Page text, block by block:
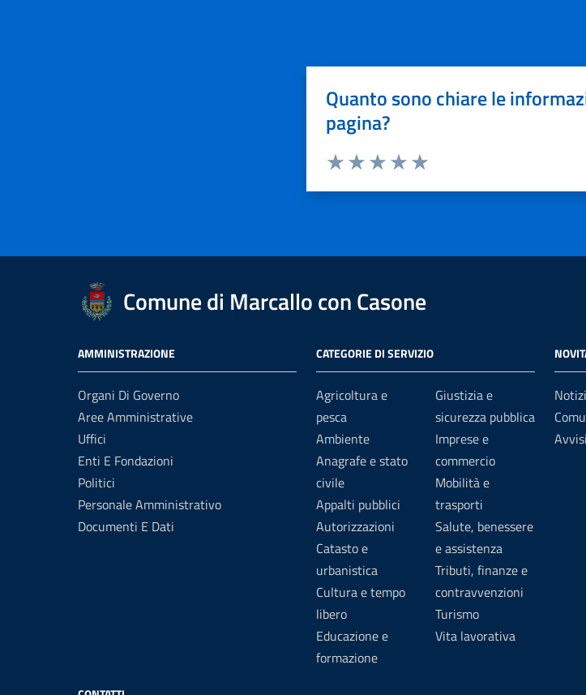
Quanto sono chiare le
pagina?
Comune di Marcallo con Casone
AMMINISTRAZIONE
Organi Di Governo
Aree Amministrative
Uffici
Enti E Fondazioni
Politici
Personale Amministrativo
Documenti E Dati
CATEGORIE DI SERVIZIO
Agricoltura e
pesca
Ambiente
Anagrafe e stato
civile
Appalti pubblici
Autorizzazioni
Catasto e
urbanistica
Cultura e tempo
libero
Educazione e
formazione
Giustizia e
sicurezza pubblica
Imprese e
commercio
Mobilità e
trasporti
Salute, benessere
e assistenza
Tributi, finanze e
contravvenzioni
Turismo
Vita lavorativa
Avvisi